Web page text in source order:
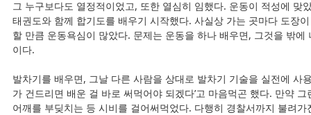
그 누구보다도 열정적이었고, 또한 열심히 임했다. 운동이 적성에 맞
태권도와 함께 합기도를 배우기 시작했다. 사실상 가는 곳마다 도장
할 만큼 운동욕심이 많았다. 문제는 운동을 하나 배우면, 그것을 밖에
이다.
발차기를 배우면, 그날 다른 사람을 상대로 발차기 기술을 실전에 사
가 건드리면 배운 걸 바로 써먹어야 되겠다’고 마음먹곤 했다. 만약
어깨를 부딪치는 등 시비를 걸어써먹었다. 다행히 경찰서까지 불려가